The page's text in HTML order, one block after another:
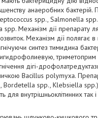
анаеробних
spp., Salmonella
Механізм дії препарату
Механізм дії полягає
синтез тимидина
дігі-
Bacillus polymyxa.
spp., Klebsiella spp.).
для внутрішньоклітинних